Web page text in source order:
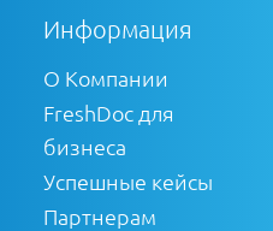
Информация
О Компании
FreshDoc для
бизнеса
Успешные кейсы
Партнерам